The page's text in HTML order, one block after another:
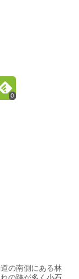
0
の南側にある林